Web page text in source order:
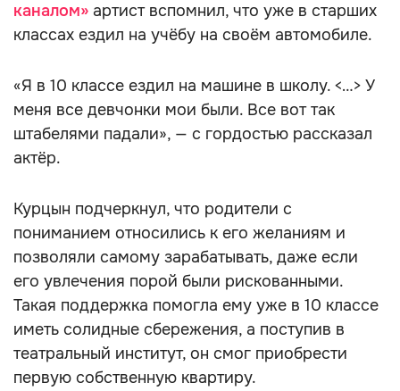
каналом» артист вспомнил, что уже в старших
классах ездил на учёбу на своём автомобиле.
«Я в 10 классе ездил на машине в школу. <…> У
меня все девчонки мои были. Все вот так
штабелями падали», — с гордостью рассказал
актёр.
Курцын подчеркнул, что родители с
пониманием относились к его желаниям и
позволяли самому зарабатывать, даже если
его увлечения порой были рискованными.
Такая поддержка помогла ему уже в 10 классе
иметь солидные сбережения, а поступив в
театральный институт, он смог приобрести
первую собственную квартиру.